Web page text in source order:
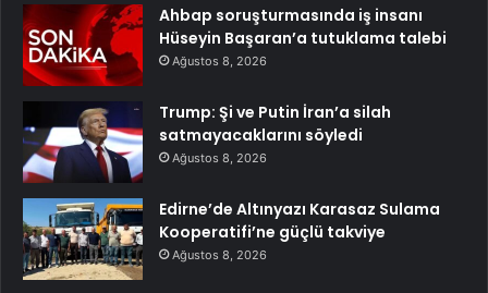
Ahbap soruşturmasında iş insanı
Hüseyin Başaran’a tutuklama talebi
Ağustos 8, 2026
Trump: Şi ve Putin İran’a silah
satmayacaklarını söyledi
Ağustos 8, 2026
Edirne’de Altınyazı Karasaz Sulama
Kooperatifi’ne güçlü takviye
Ağustos 8, 2026